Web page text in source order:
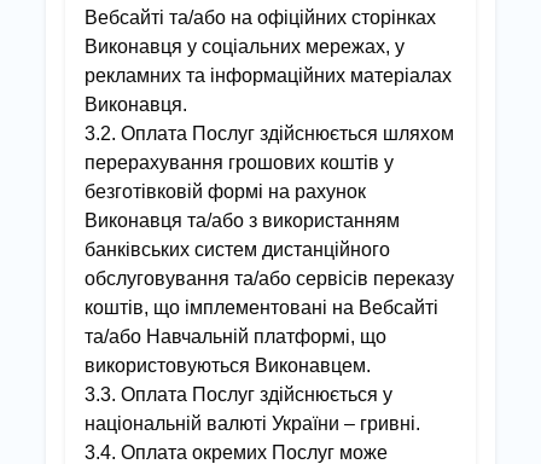
Вебсайті та/або на офіційних сторінках
Виконавця у соціальних мережах, у
рекламних та інформаційних матеріалах
Виконавця.
3.2. Оплата Послуг здійснюється шляхом
перерахування грошових коштів у
безготівковій формі на рахунок
Виконавця та/або з використанням
банківських систем дистанційного
обслуговування та/або сервісів переказу
коштів, що імплементовані на Вебсайті
та/або Навчальній платформі, що
використовуються Виконавцем.
3.3. Оплата Послуг здійснюється у
національній валюті України – гривні.
3.4. Оплата окремих Послуг може